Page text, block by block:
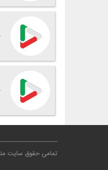
تمامی حقوق سایت